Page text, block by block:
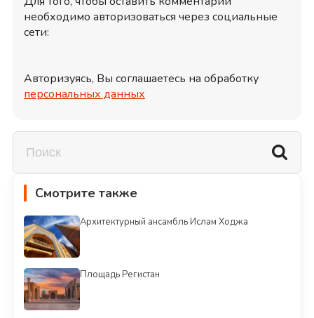
необходимо авторизоваться через социальные
сети:
Авторизуясь, Вы соглашаетесь на обработку
персональных данных
Смотрите также
Архитектурный ансамбль Ислам Ходжа
Площадь Регистан